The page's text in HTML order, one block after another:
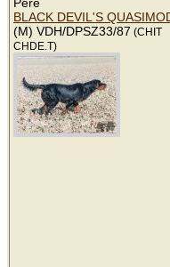
BLACK DEVIL'S
(M) VDH/DPSZ33/87 (CHIT
CHDE.T)